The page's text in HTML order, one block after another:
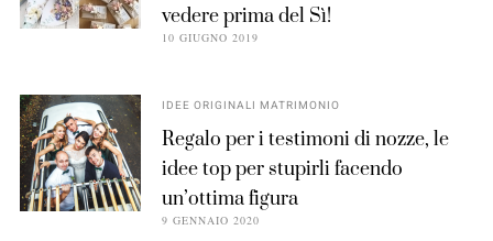
vedere prima del Sì!
10 GIUGNO 2019
IDEE ORIGINALI MATRIMONIO
Regalo per i testimoni di nozze, le
idee top per stupirli facendo
un’ottima figura
9 GENNAIO 2020